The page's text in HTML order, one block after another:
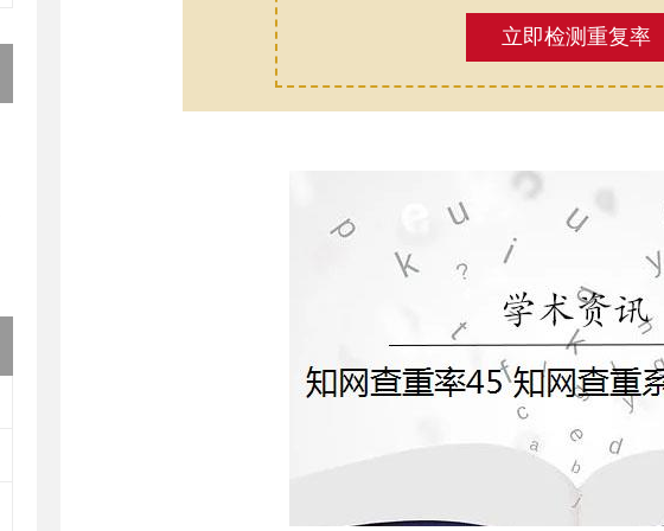
立即检测重复率